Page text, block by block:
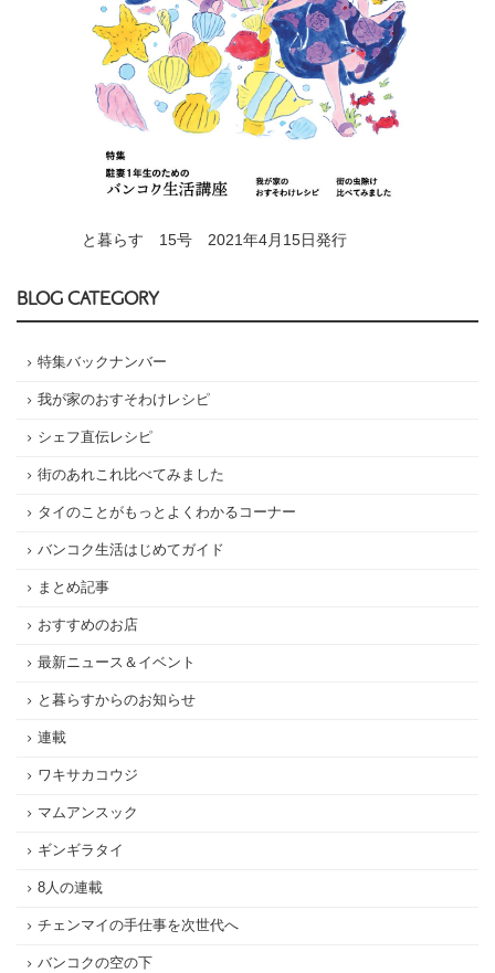
と暮らす 15号 2021年4月15日発行
BLOG CATEGORY
特集バックナンバー
我が家のおすそわけレシピ
シェフ直伝レシピ
街のあれこれ比べてみました
タイのことがもっとよくわかるコーナー
バンコク生活はじめてガイド
まとめ記事
おすすめのお店
最新ニュース＆イベント
と暮らすからのお知らせ
連載
ワキサカコウジ
マムアンスック
ギンギラタイ
8人の連載
チェンマイの手仕事を次世代へ
バンコクの空の下